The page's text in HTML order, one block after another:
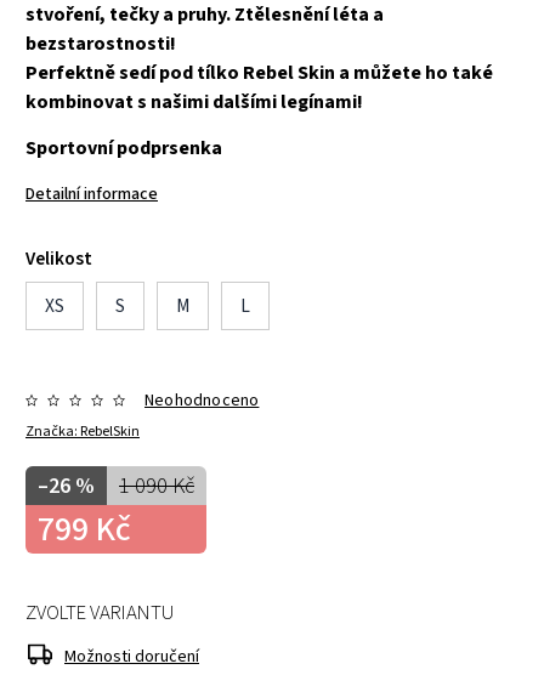
stvoření, tečky a pruhy. Ztělesnění léta a
bezstarostnosti!
Perfektně sedí pod tílko Rebel Skin a můžete ho také
kombinovat s našimi dalšími legínami!
Sportovní podprsenka
Detailní informace
Velikost
XS
S M L
Značka:RebelSkin
Neohodnoceno
1 090 Kč
–26 %
799 Kč
ZVOLTE VARIANTU
Možnosti doručení